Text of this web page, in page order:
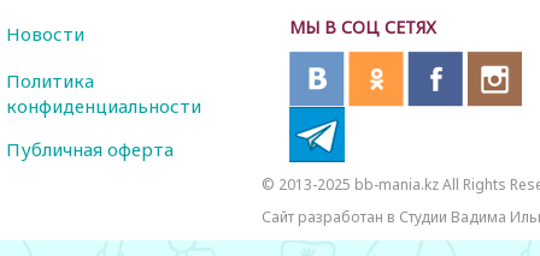
МЫ В СОЦ СЕТЯХ
Новости
Политика
конфиденциальности
Публичная оферта
© 2013-2025 bb-mania.kz All Rights
Сайт разработан в Студии Вадима